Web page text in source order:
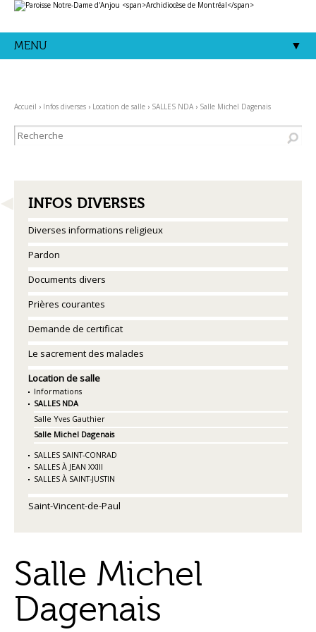
Aller
au
|
Aller
Outils
personnels
MENU
Accueil › Infos diverses › Location de salle › SALLES NDA › Salle Michel Dagenais
NAVIGATION
INFOS DIVERSES
Diverses informations religieux
Pardon
Documents divers
Prières courantes
Demande de certificat
Le sacrement des malades
Location de salle
Informations
SALLES NDA
Salle Yves Gauthier
Salle Michel Dagenais
SALLES SAINT-CONRAD
SALLES À JEAN XXIII
SALLES À SAINT-JUSTIN
Saint-Vincent-de-Paul
Salle Michel
Dagenais